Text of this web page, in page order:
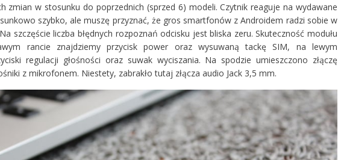
zmian w stosunku do poprzednich (sprzed 6) modeli. Czytnik reaguje na wydawane
szybko, ale muszę przyznać, że gros smartfonów z Androidem radzi sobie w
szczęście liczba błędnych rozpoznań odcisku jest bliska zeru. Skuteczność modułu
rancie znajdziemy przycisk power oraz wysuwaną tackę SIM, na lewym
regulacji głośności oraz suwak wyciszania. Na spodzie umieszczono złączę
z mikrofonem. Niestety, zabrakło tutaj złącza audio Jack 3,5 mm.